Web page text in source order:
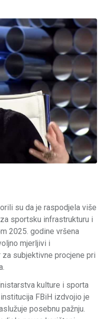
su da je raspodjela više
sportsku infrastrukturu i
2025. godine vršena
mjerljivi i
subjektivne procjene pri
kulture i sporta
FBiH izdvojio je
posebnu pažnju.